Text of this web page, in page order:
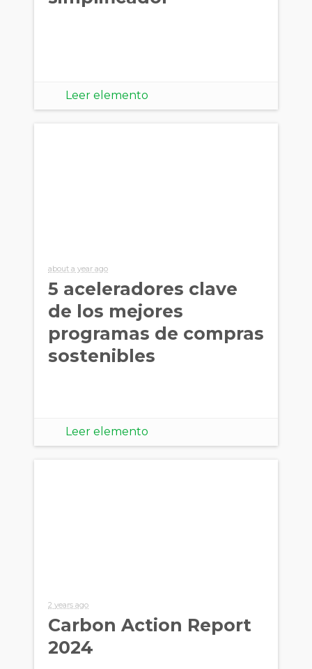
Leer elemento
about a year ago
5 aceleradores clave
de los mejores
programas de compras
sostenibles
Leer elemento
2 years ago
Carbon Action Report
2024